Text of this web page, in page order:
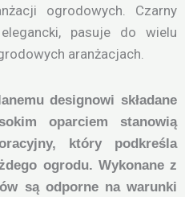
ogrodowych. Czarny
pasuje do wielu
aranżacjach.
designowi składane
oparciem stanowią
który podkreśla
ogrodu. Wykonane z
są odporne na warunki